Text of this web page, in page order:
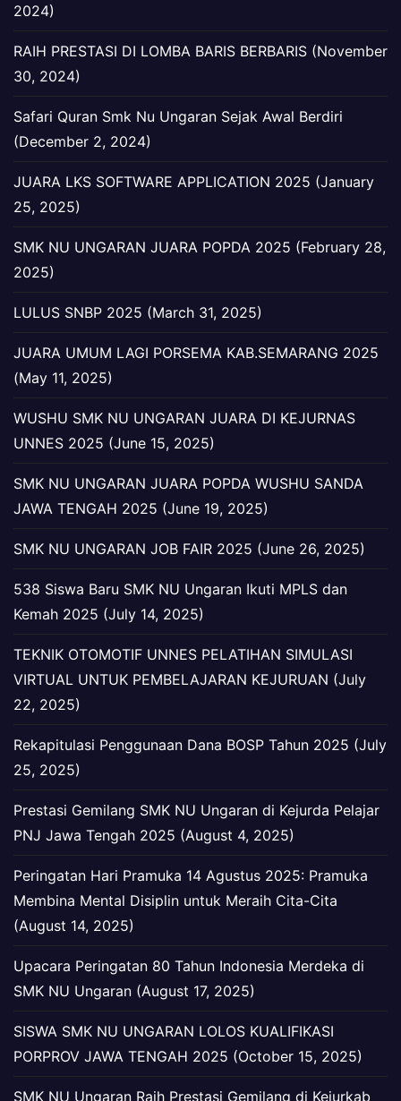
2024)
RAIH PRESTASI DI LOMBA BARIS BERBARIS (November
30, 2024)
Safari Quran Smk Nu Ungaran Sejak Awal Berdiri
(December 2, 2024)
JUARA LKS SOFTWARE APPLICATION 2025 (January
25, 2025)
SMK NU UNGARAN JUARA POPDA 2025 (February 28,
2025)
LULUS SNBP 2025 (March 31, 2025)
JUARA UMUM LAGI PORSEMA KAB.SEMARANG 2025
(May 11, 2025)
WUSHU SMK NU UNGARAN JUARA DI KEJURNAS
UNNES 2025 (June 15, 2025)
SMK NU UNGARAN JUARA POPDA WUSHU SANDA
JAWA TENGAH 2025 (June 19, 2025)
SMK NU UNGARAN JOB FAIR 2025 (June 26, 2025)
538 Siswa Baru SMK NU Ungaran Ikuti MPLS dan
Kemah 2025 (July 14, 2025)
TEKNIK OTOMOTIF UNNES PELATIHAN SIMULASI
VIRTUAL UNTUK PEMBELAJARAN KEJURUAN (July
22, 2025)
Rekapitulasi Penggunaan Dana BOSP Tahun 2025 (July
25, 2025)
Prestasi Gemilang SMK NU Ungaran di Kejurda Pelajar
PNJ Jawa Tengah 2025 (August 4, 2025)
Peringatan Hari Pramuka 14 Agustus 2025: Pramuka
Membina Mental Disiplin untuk Meraih Cita-Cita
(August 14, 2025)
Upacara Peringatan 80 Tahun Indonesia Merdeka di
SMK NU Ungaran (August 17, 2025)
SISWA SMK NU UNGARAN LOLOS KUALIFIKASI
PORPROV JAWA TENGAH 2025 (October 15, 2025)
SMK NU Ungaran Raih Prestasi Gemilang di Kejurkab